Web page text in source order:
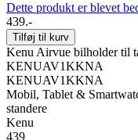
Dette produkt er blevet
439.-
Tilføj til kurv
Kenu Airvue bilholder til
KENUAV1KKNA
KENUAV1KKNA
Mobil, Tablet &
standere
Kenu
439